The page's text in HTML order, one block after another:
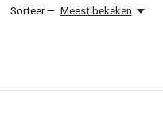
Sorteer — Meest bekeken